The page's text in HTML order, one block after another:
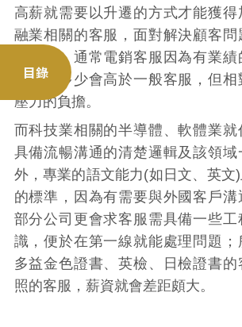
高薪就需要以升遷的方式才能獲得
融業相關的客服，面對解決顧客問
種模式，通常電銷客服因為有業
均薪資多少會高於一般客服，但
壓力的負擔。
而科技業相關的半導體、軟體業就
具備流暢溝通的清楚邏輯及該領
外，專業的語文能力(如日文、英文
的標準，因為有需要與外國客戶溝
部分公司更會求客服需具備一些工
識，便於在第一線就能處理問題；
多益金色證書、英檢、日檢證書的
照的客服，薪資就會差距頗大。
目錄